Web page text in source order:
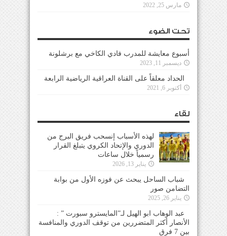
مارس 25, 2022
تحت الضوء
أسبوع معايشة للمدرب فادي الكاخي مع برشلونة
ديسمبر 11, 2023
الحداد معلقاً على القناة العراقية الرياضية الرابعة
أكتوبر 6, 2021
لقاء
لهذه الأسباب إنسحب فريق البرج من
الدوري والإتحاد الكروي يتبلغ القرار
رسمياً خلال ساعات
يناير 13, 2026
شباب الساحل يبحث عن فوزه الأول من بوابة
التضامن صور
يناير 26, 2025
عبد الوهاب ابو الهيل لـ”المايسترو سبورت ” :
الأنصار أكثر المتضررين من توقف الدوري والمنافسة
بين 7 فرق